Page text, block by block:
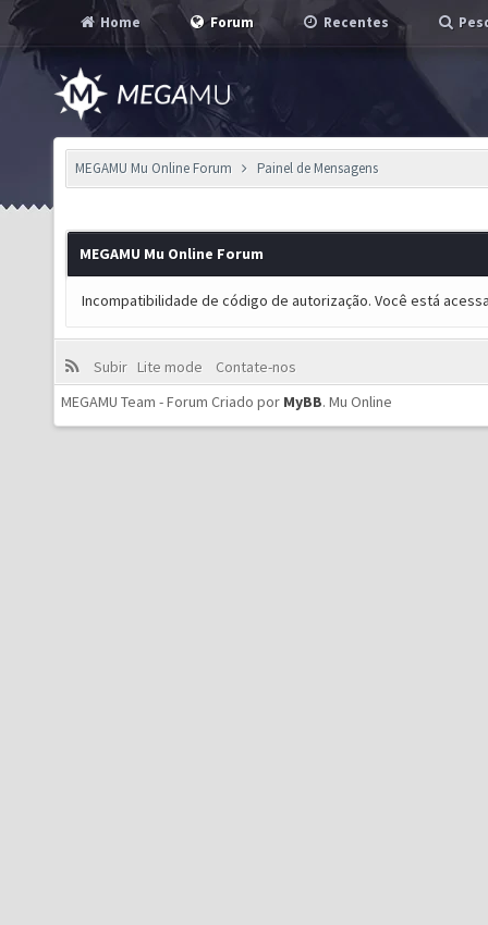
Home Forum Recentes
MEGAMU Mu Online Forum Painel de Mensagens
MEGAMU Mu Online Forum
Incompatibilidade de código de autorização. Você está
Subir Lite mode
Contate-nos
MEGAMU Team - Forum Criado por MyBB. Mu Online